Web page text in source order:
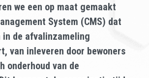
we een op maat gemaakt
System (CMS) dat
in de afvalinzameling
van inleveren door bewoners
onderhoud van de